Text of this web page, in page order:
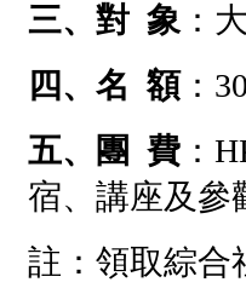
三、對 象 ：
四、名 額：
五、團 費 ：
宿、講座及參
註：領取綜合